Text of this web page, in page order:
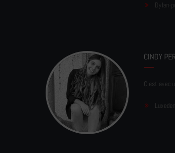
Dylan-
CINDY
C'est avec